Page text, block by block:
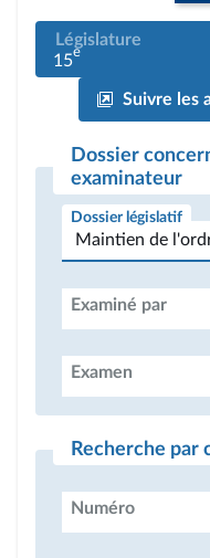
Législature
15e
Suivre les
Dossier
examinateur
Dossier législatif
Examiné par
Examen
Recherche par
Numéro